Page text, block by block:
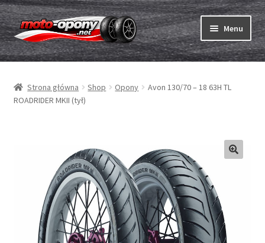
Przejdź
do
nawigacji
Przejdź
do
treści
Menu
Opony
Rozwiń
Dętki & taśmy
Strona główna Shop Opony
Avon 130/70 – 18 63H TL
ROADRIDER MKII (tył)